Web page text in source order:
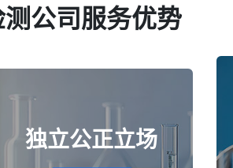
公司服务优势
独立公正立场